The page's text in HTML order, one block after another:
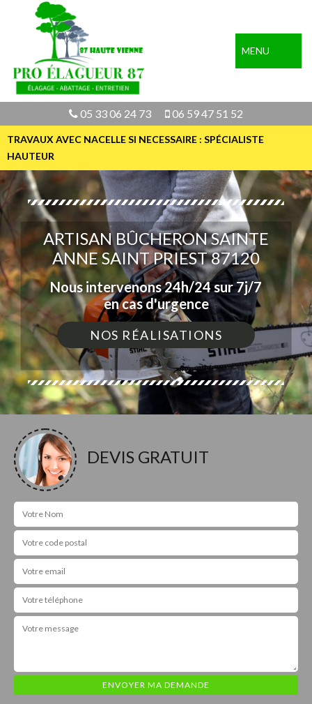
MENU
05 33 06 24 73 06 59 47 51 52
TRAVAUX AVEC NACELLE SI NECESSAIRE : SPÉCIALISTE
HAUTEUR
ARTISAN BÛCHERON SAINTE
ANNE SAINT PRIEST 87120
Nous intervenons 24h/24 sur 7j/7
en cas d'urgence
NOS RÉALISATIONS
DEVIS GRATUIT